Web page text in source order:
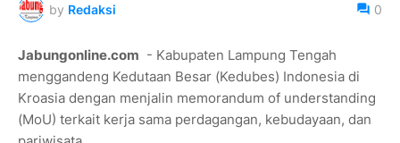
by Redaksi 0
Jabungonline.com - Kabupaten Lampung Tengah
menggandeng Kedutaan Besar (Kedubes) Indonesia di
Kroasia dengan menjalin memorandum of understanding
(MoU) terkait kerja sama perdagangan, kebudayaan, dan